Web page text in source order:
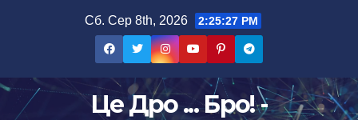
Сб. Сер 8th, 2026 2:25:29 PM
Це Дро ... Бро! -